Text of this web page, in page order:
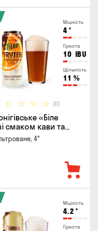
Міцність
4°
Гіркота
10 IBU
Щільність
11 %
(0)
«Біле
смаком кави та
0.5л
4°
Міцність
4.2 °
Гіркота